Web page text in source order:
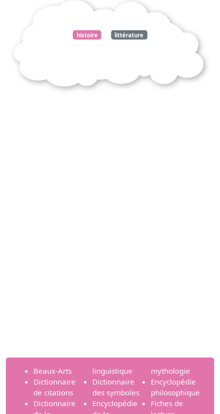
histoire littérature
Beaux-Arts
Dictionnaire
de citations
Dictionnaire
linguistique
Dictionnaire
des symboles
Encyclopédie
mythologie
Encyclopédie
philosophique
Fiches de